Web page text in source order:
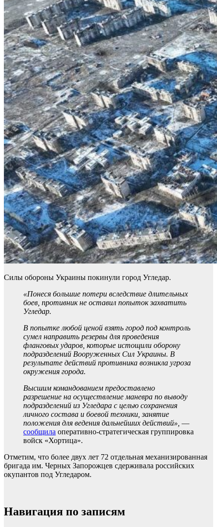
Силы обороны Украины покинули город Угледар.
«Понеся большие потери вследствие длительных
боев, противник не оставил попыток захватить
Угледар.
В попытке любой ценой взять город под контроль
сумел направить резервы для проведения
фланговых ударов, которые истощили оборону
подразделений Вооруженных Сил Украины. В
результате действий противника возникла угроза
окружения города.
Высшим командованием предоставлено
разрешение на осуществление маневра по выводу
подразделений из Угледара с целью сохранения
личного состава и боевой техники, занятие
положения для ведения дальнейших действий», —
сообщила оперативно-стратегическая группировка
войск «Хортица».
Отметим, что более двух лет 72 отдельная механизированная
бригада им. Черных Запорожцев сдерживала российских
окупантов под Угледаром.
Навигация по записям